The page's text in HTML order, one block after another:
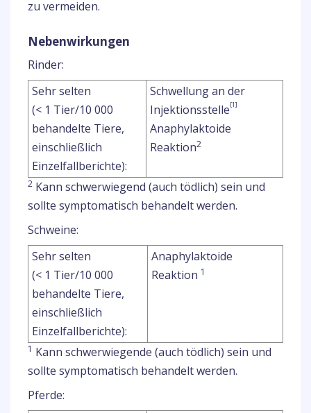
zu vermeiden.
Nebenwirkungen
Rinder:
Sehr selten
(< 1 Tier/10 000
behandelte Tiere,
einschließlich
Einzelfallberichte):
Schwellung an der
Injektionsstelle[1]
Anaphylaktoide
Reaktion2
2 Kann schwerwiegend (auch tödlich) sein und
sollte symptomatisch behandelt werden.
Schweine:
Sehr selten
(< 1 Tier/10 000
behandelte Tiere,
einschließlich
Einzelfallberichte):
Anaphylaktoide
Reaktion 1
1 Kann schwerwiegende (auch tödlich) sein und
sollte symptomatisch behandelt werden.
Pferde: